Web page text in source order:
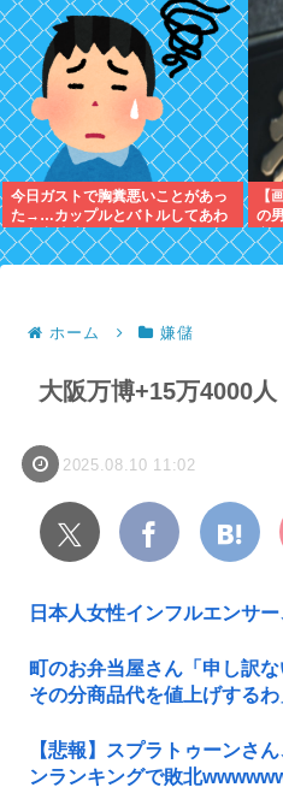
今日ガストで胸糞悪いことがあっ
た→…カップルとバトルしてあわ
や警察沙汰だったんだがどっちが
悪い？
【
の
定
ホーム 嫌儲
大阪万博+15万4000人
2025.08.10 11:02
日本人女性インフルエンサ
町のお弁当屋さん「申し訳
その分商品代を値上げする
【悲報】スプラトゥーンさ
ンランキングで敗北